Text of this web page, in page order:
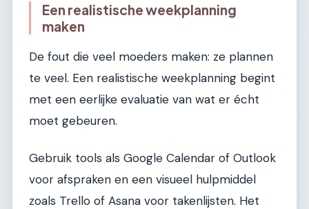
Een realistische weekplanning
maken
De fout die veel moeders maken: ze plannen
te veel. Een realistische weekplanning begint
met een eerlijke evaluatie van wat er écht
moet gebeuren.
Gebruik tools als Google Calendar of Outlook
voor afspraken en een visueel hulpmiddel
zoals Trello of Asana voor takenlijsten. Het